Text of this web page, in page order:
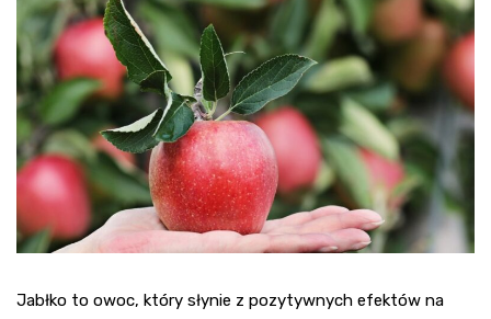
Jabłko to owoc, który słynie z pozytywnych efektów na